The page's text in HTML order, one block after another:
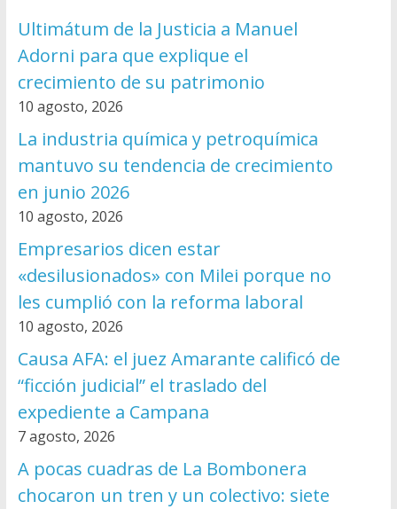
Ultimátum de la Justicia a Manuel
Adorni para que explique el
crecimiento de su patrimonio
10 agosto, 2026
La industria química y petroquímica
mantuvo su tendencia de crecimiento
en junio 2026
10 agosto, 2026
Empresarios dicen estar
«desilusionados» con Milei porque no
les cumplió con la reforma laboral
10 agosto, 2026
Causa AFA: el juez Amarante calificó de
“ficción judicial” el traslado del
expediente a Campana
7 agosto, 2026
A pocas cuadras de La Bombonera
chocaron un tren y un colectivo: siete